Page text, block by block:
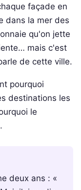
façade en
dans la mer des
qu'on jette
mais c'est
de cette ville.
pourquoi
destinations les
le
deux ans : «